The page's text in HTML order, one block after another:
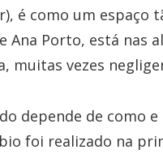
é como um espaço
Ana Porto, está nas
muitas vezes
depende de como
foi realizado na